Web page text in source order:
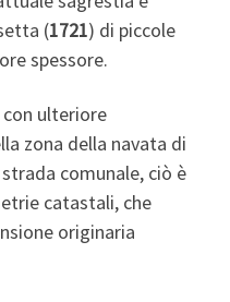
(1721) di piccole
spessore.
con ulteriore
zona della navata di
comunale, ciò è
catastali, che
originaria